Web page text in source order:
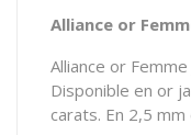
Alliance or
Alliance or
Disponible en or
carats. En 2,5